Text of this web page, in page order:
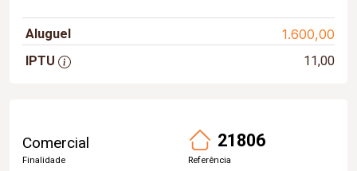
Aluguel 1.600,00
IPTU 11,00
Comercial
Finalidade
21806
Referência